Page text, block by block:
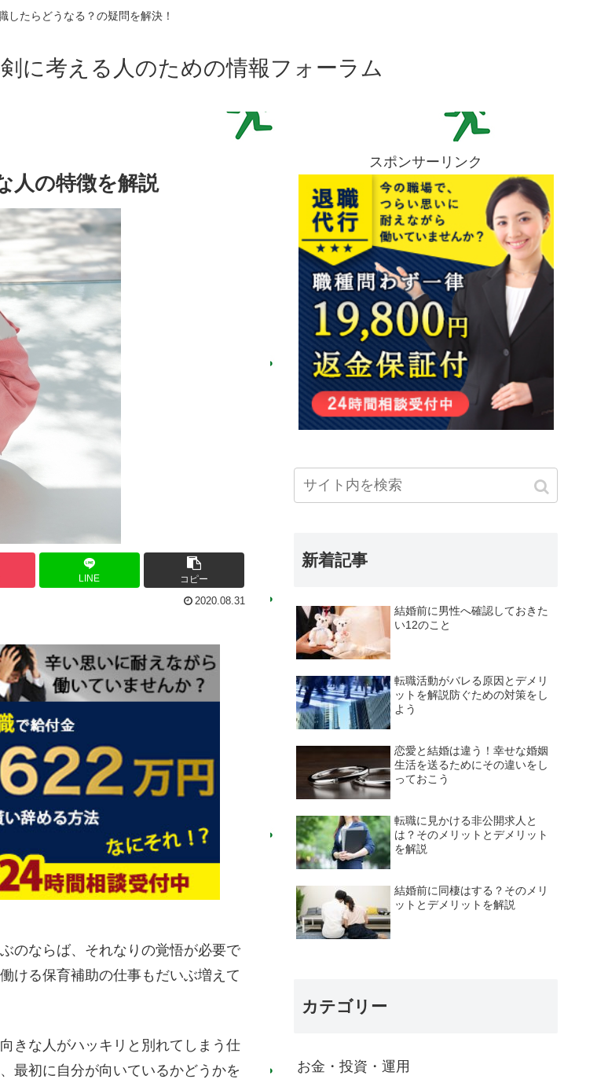
したらどうなる？の疑問を解決！
に考える人のための情報フォーラム
人の特徴を解説
LINE
コピー
2020.08.31
のならば、それなりの覚悟が必要で
ける保育補助の仕事もだいぶ増えて
きな人がハッキリと別れてしまう仕
最初に自分が向いているかどうかを
スポンサーリンク
新着記事
結婚前に男性へ確認しておきた
い12のこと
転職活動がバレる原因とデメリ
ットを解説防ぐための対策をし
よう
恋愛と結婚は違う！幸せな婚姻
生活を送るためにその違いをし
っておこう
転職に見かける非公開求人と
は？そのメリットとデメリット
を解説
結婚前に同棲はする？そのメリ
ットとデメリットを解説
カテゴリー
お金・投資・運用